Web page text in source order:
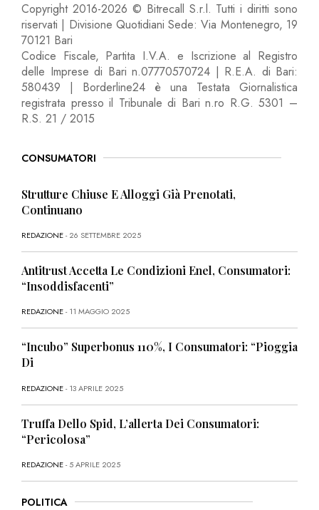
Copyright 2016-2026 © Bitrecall S.r.l. Tutti i diritti sono
riservati | Divisione Quotidiani Sede: Via Montenegro, 19
70121 Bari
Codice Fiscale, Partita I.V.A. e Iscrizione al Registro
delle Imprese di Bari n.07770570724 | R.E.A. di Bari:
580439 | Borderline24 è una Testata Giornalistica
registrata presso il Tribunale di Bari n.ro R.G. 5301 –
R.S. 21 / 2015
CONSUMATORI
Strutture Chiuse E Alloggi Già Prenotati,
Continuano
REDAZIONE- 26 SETTEMBRE 2025
Antitrust Accetta Le Condizioni Enel, Consumatori:
“Insoddisfacenti”
REDAZIONE- 11 MAGGIO 2025
“Incubo” Superbonus 110%, I Consumatori: “Pioggia
Di
REDAZIONE- 13 APRILE 2025
Truffa Dello Spid, L’allerta Dei Consumatori:
“Pericolosa”
REDAZIONE- 5 APRILE 2025
POLITICA